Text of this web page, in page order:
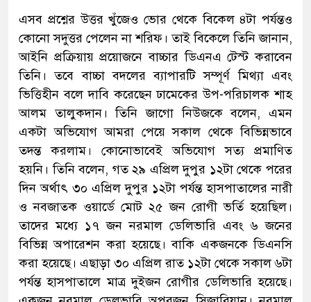
এসব প্রশ্নের উত্তর খুঁজেও ভোর থেকে বিকেল ৪টা পর্যন্তও
কোনো সদুত্তর পেলেন না শরিফ। তাই বিকেলে তিনি জানান,
আইনি প্রক্রিয়ায় প্রয়োজনে বাচ্চার ডিএনএ টেস্ট করাবেন
তিনি। তবে বাচ্চা বদলের ব্যাপারটি সম্পূর্ণ মিথ্যা এবং
ভিত্তিহীন বলে দাবি করেছেন ঢামেকের উপ-পরিচালক শাহ
আলম তালুকদান। তিনি জাগো নিউজকে বলেন, এমন
একটা অভিযোগ আমরা পেয়ে সকাল থেকে বিভিন্নভাবে
তদন্ত করলাম। কোনোভাবেই অভিযোগ সত্য প্রমাণিত
হয়নি। তিনি বলেন, গত ২৯ এপ্রিল দুপুর ১২টা থেকে পরের
দিন অর্থাৎ ৩০ এপ্রিল দুপুর ১২টা পর্যন্ত হাসপাতালের নারী
ও নবজাতক ওয়ার্ডে মোট ২৫ জন রোগী ভর্তি হয়েছিল।
তাদের মধ্যে ১৭ জন নরমাল ডেলিভারি এবং ৬ জনের
বিভিন্ন অপারেশন করা হয়েছে। বাকি একজনকে ডিএনসি
করা হয়েছে। এছাড়া ৩০ এপ্রিল রাত ১২টা থেকে সকাল ৬টা
পর্যন্ত হাসপাতালে মাত্র দুইজন রোগীর ডেলিভারি হয়েছে।